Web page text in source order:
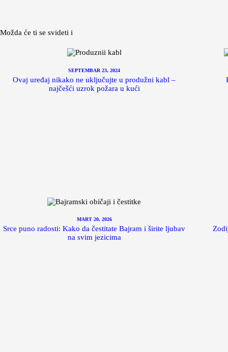
Možda će ti se svideti i
SEPTEMBAR 23, 2024
Ovaj uređaj nikako ne uključujte u produžni kabl –
najčešći uzrok požara u kući
MART 20, 2026
Srce puno radosti: Kako da čestitate Bajram i širite ljubav
na svim jezicima